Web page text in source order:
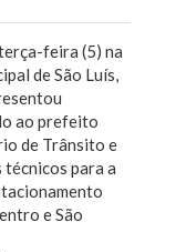
feira (5) na
de São Luís,
ao prefeito
de Trânsito e
para a
e São